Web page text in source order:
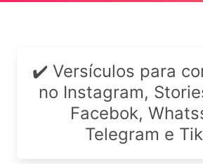
✔️ Versículos para
no Instagram,
Facebok,
Telegram e